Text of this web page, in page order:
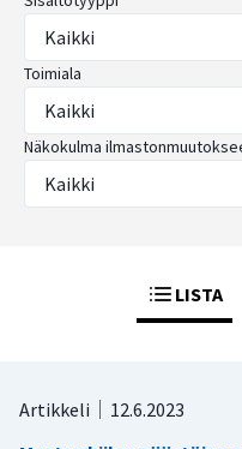
Toimiala
Näkokulma
LISTA
Artikkeli
12.6.2023